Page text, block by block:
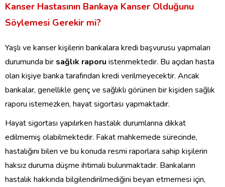
Kanser Hastasının Bankaya Kanser Olduğunu
Söylemesi Gerekir mi?
Yaşlı ve kanser kişilerin bankalara kredi başvurusu yapmaları
durumunda bir sağlık raporu istenmektedir. Bu açıdan hasta
olan kişiye banka tarafından kredi verilmeyecektir. Ancak
bankalar, genellikle genç ve sağlıklı görünen bir kişiden sağlık
raporu istemezken, hayat sigortası yapmaktadır.
Hayat sigortası yapılırken hastalık durumlarına dikkat
edilmemiş olabilmektedir. Fakat mahkemede sürecinde,
hastalığını bilen ve bu konuda resmi raporlara sahip kişilerin
haksız duruma düşme ihtimali bulunmaktadır. Bankaların
hastalık hakkında bilgilendirilmediğini beyan etmemesi için,